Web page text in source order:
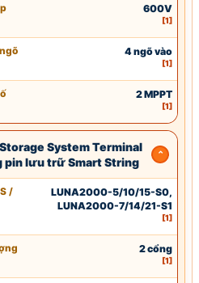
600V
[1]
4 ngõ vào
[1]
2MPPT
[1]
System Terminal
pin lưu trữ Smart String
/
LUNA2000-5/10/15-S0,
LUNA2000-7/14/21-S1
[1]
2 cổng
[1]